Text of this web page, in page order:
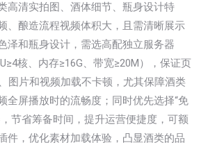
高清实拍图、酒体细节、瓶身设计特
、酿造流程视频体积大，且需清晰展示
泽和瓶身设计，需选高配独立服务器
核、内存≥16G、带宽≥20M），保证页
图片和视频加载不卡顿，尤其保障酒类
全屏播放时的流畅度；同时优先选择“免
节省筹备时间，提升运营便捷度，可额
件，优化素材加载体验，凸显酒类的品